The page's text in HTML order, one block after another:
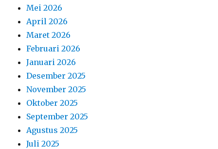
Mei 2026
April 2026
Maret 2026
Februari 2026
Januari 2026
Desember 2025
November 2025
Oktober 2025
September 2025
Agustus 2025
Juli 2025